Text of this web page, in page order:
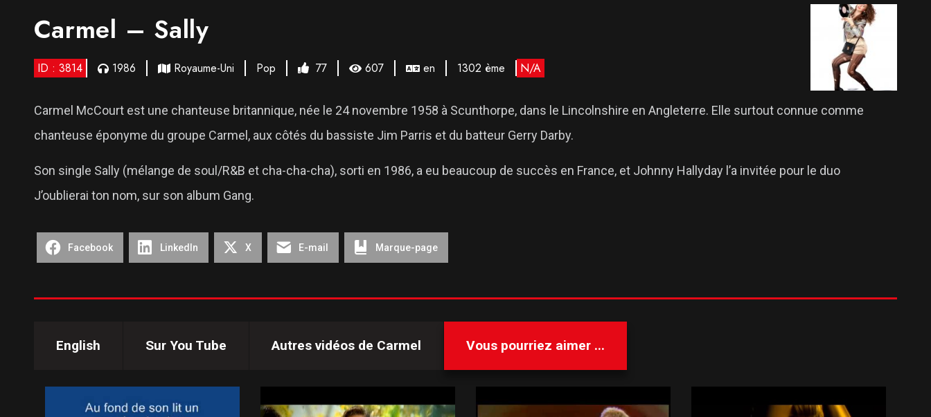
Carmel – Sally
ID : 3814 1986 Royaume-Uni Pop 77 607 en 1302 ème N/A
Carmel McCourt est une chanteuse britannique, née le 24 novembre 1958 à Scunthorpe, dans le Lincolnshire en Angleterre. Elle surtout connue comme
chanteuse éponyme du groupe Carmel, aux côtés du bassiste Jim Parris et du batteur Gerry Darby.
Son single Sally (mélange de soul/R&B et cha-cha-cha), sorti en 1986, a eu beaucoup de succès en France, et Johnny Hallyday l’a invitée pour le duo
J’oublierai ton nom, sur son album Gang.
Facebook LinkedIn X E-mail Marque-page
English Sur You Tube Autres vidéos de Carmel Vous pourriez aimer ...